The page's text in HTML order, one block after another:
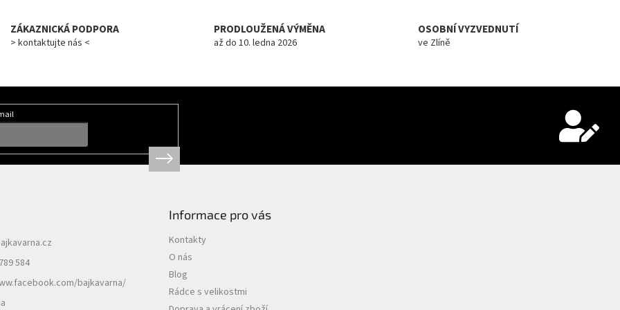
ZÁKAZNICKÁ PODPORA
> kontaktujte nás <
PRODLOUŽENÁ VÝMĚNA
až do 10. ledna 2026
OSOBNÍ VYZVEDNUTÍ
ve Zlíně
584
bajkavarna/
Informace pro vás
Kontakty
O nás
Blog
Rádce s velikostmi